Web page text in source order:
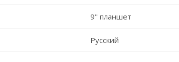
9" планшет
Русский